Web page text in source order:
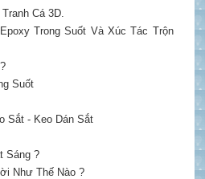
Cá 3D.
Trong Suốt Và Xúc Tác Trộn
Suốt
Sắt - Keo Dán Sắt
Sáng ?
Như Thế Nào ?